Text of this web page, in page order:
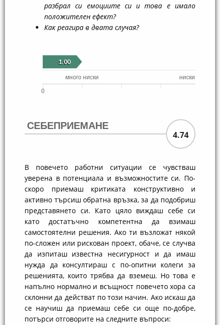
разбрал си емоциите си и това е имало
положителен ефект?
Как реагира в двата случая?
СЕБЕПРИЕМАНЕ
4.74
В повечето работни ситуации се чувстваш
уверена в потенциала и възможностите си. По-
скоро приемаш критиката конструктивно и
активно търсиш обратна връзка, за да подобриш
представянето си. Като цяло виждаш себе си
като достатъчно компетентна да взимаш
самостоятелни решения. Ако ти възложат някой
по-сложен или рискован проект, обаче, се случва
да изпиташ известна несигурност и да имаш
нужда да консултираш с по-опитни колеги за
решенията, които трябва да вземеш. Но това е
напълно нормално и всъщност повечето хора са
склонни да действат по този начин. Ако искаш да
се научиш да приемаш себе си още по-добре,
потърси отговорите на следните въпроси: